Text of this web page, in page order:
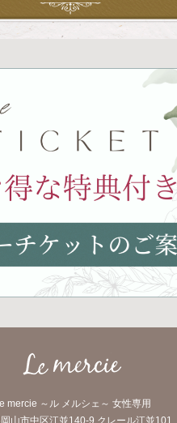
mercie ～ル メルシェ～ 女性専用
山市中区江並140-9 クレール江並101